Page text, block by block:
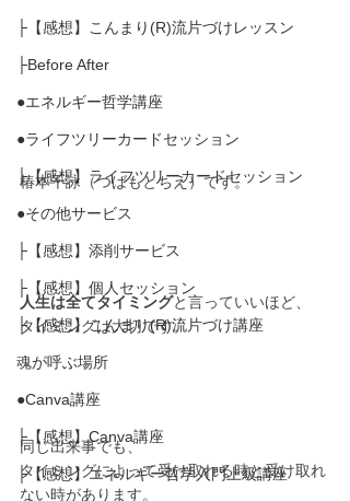
├【感想】こんまり(R)流片づけレッスン
├Before After
●エネルギー哲学講座
●ライフツリーカードセッション
├【感想】ライフツリーカードセッション
●その他サービス
├【感想】添削サービス
├【感想】個人セッション
├【感想】こんまり(R)流片づけ講座
魂が呼ぶ場所
●Canva講座
├【感想】Canva講座
├【感想】エネルギー哲学入門上級講座
椿本千詠（つばもとちえ）です。
人生は全てタイミングと言っていいほど、
タイミングは大切です。
同じ出来事でも、
タイミングによって受け取れる時と受け取れ
ない時があります。